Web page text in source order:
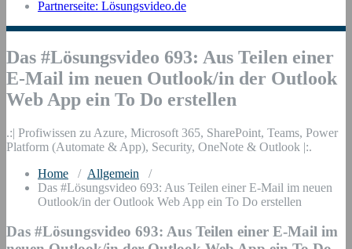
Partnerseite: Lösungsvideo.de
Das #Lösungsvideo 693: Aus Teilen einer
E-Mail im neuen Outlook/in der Outlook
Web App ein To Do erstellen
.:| Profiwissen zu Azure, Microsoft 365, SharePoint, Teams, Power
Platform (Automate & App), Security, OneNote & Outlook |:.
Home / Allgemein /
Das #Lösungsvideo 693: Aus Teilen einer E-Mail im neuen
Outlook/in der Outlook Web App ein To Do erstellen
Das #Lösungsvideo 693: Aus Teilen einer E-Mail im